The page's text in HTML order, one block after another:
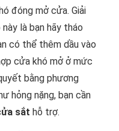
đóng mở cửa. Giải
là bạn hãy tháo
có thể thêm dầu vào
cửa khó mở ở mức
bằng phương
hỏng nặng, bạn cần
sắt hỗ trợ.